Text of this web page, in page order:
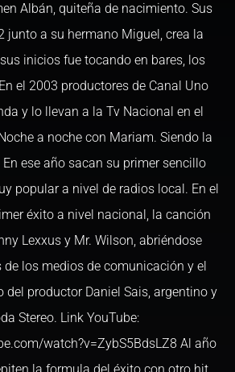
Albán, quiteña de nacimiento. Sus
junto a su hermano Miguel, crea la
inicios fue tocando en bares, los
el 2003 productores de Canal Uno
y lo llevan a la Tv Nacional en el
a noche con Mariam. Siendo la
ese año sacan su primer sencillo
popular a nivel de radios local. En el
éxito a nivel nacional, la canción
Lexxus y Mr. Wilson, abriéndose
los medios de comunicación y el
del productor Daniel Sais, argentino y
Stereo. Link YouTube:
watch?v=ZybS5BdsLZ8 Al año